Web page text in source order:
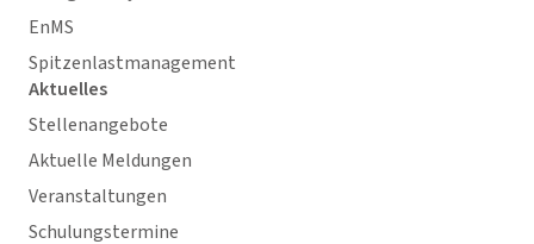
EnMS
Spitzenlastmanagement
Aktuelles
Stellenangebote
Aktuelle Meldungen
Veranstaltungen
Schulungstermine